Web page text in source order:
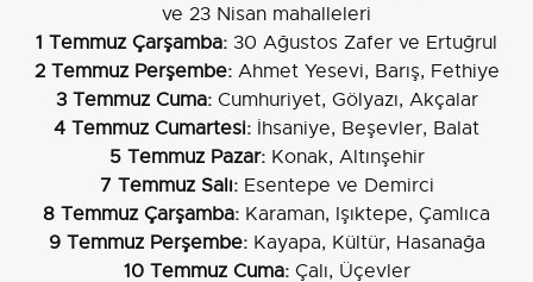
ve 23 Nisan mahalleleri
1 Temmuz Çarşamba: 30 Ağustos Zafer ve Ertuğrul
2 Temmuz Perşembe:Ahmet Yesevi, Barış, Fethiye
3 Temmuz Cuma:Cumhuriyet, Gölyazı, Akçalar
4 Temmuz Cumartesi: İhsaniye, Beşevler, Balat
5 Temmuz Pazar:Konak, Altınşehir
7 Temmuz Salı:Esentepe ve Demirci
8 Temmuz Çarşamba: Karaman, Işıktepe, Çamlıca
9 Temmuz Perşembe:Kayapa, Kültür, Hasanağa
10 Temmuz Cuma:Çalı, Üçevler